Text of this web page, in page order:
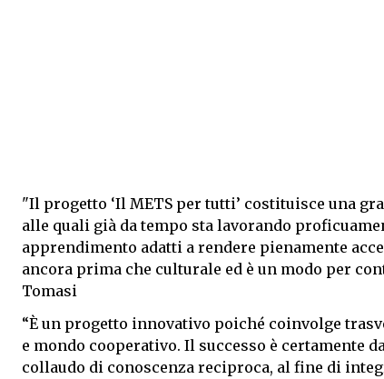
"Il progetto ‘Il METS per tutti’ costituisce una
alle quali già da tempo sta lavorando
apprendimento adatti a rendere pienamente
ancora prima che culturale ed è un modo per
Tomasi
“È un progetto innovativo poiché coinvolge
e mondo cooperativo. Il successo è
collaudo di conoscenza reciproca, al fine di